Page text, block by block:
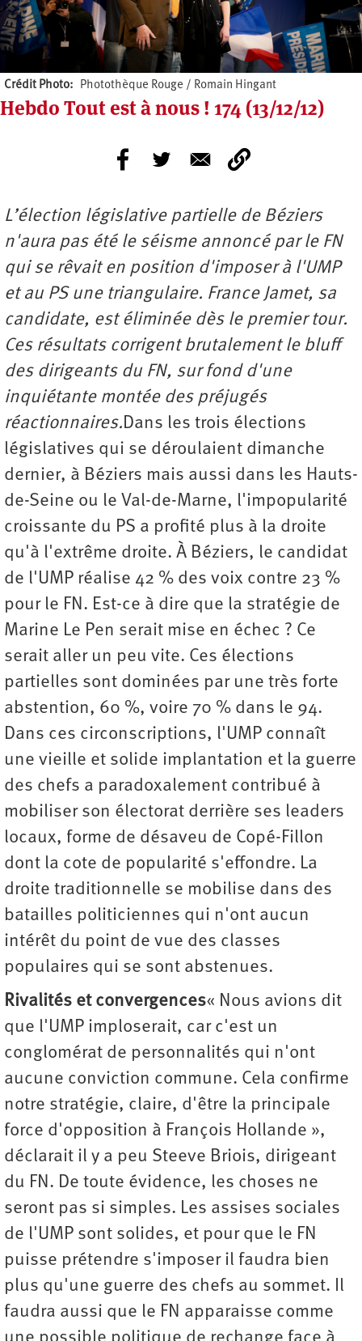
Crédit Photo Photothèque Rouge / Romain Hingant
Hebdo Tout est à nous ! 174 (13/12/12)
L’élection législative partielle de Béziers
n'aura pas été le séisme annoncé par le FN
qui se rêvait en position d'imposer à l'UMP
et au PS une triangulaire. France Jamet, sa
candidate, est éliminée dès le premier tour.
Ces résultats corrigent brutalement le bluff
des dirigeants du FN, sur fond d'une
inquiétante montée des préjugés
réactionnaires.Dans les trois élections
législatives qui se déroulaient dimanche
dernier, à Béziers mais aussi dans les Hauts-
de-Seine ou le Val-de-Marne, l'impopularité
croissante du PS a profité plus à la droite
qu'à l'extrême droite. À Béziers, le candidat
de l'UMP réalise 42 % des voix contre 23 %
pour le FN. Est-ce à dire que la stratégie de
Marine Le Pen serait mise en échec ? Ce
serait aller un peu vite. Ces élections
partielles sont dominées par une très forte
abstention, 60 %, voire 70 % dans le 94.
Dans ces circonscriptions, l'UMP connaît
une vieille et solide implantation et la guerre
des chefs a paradoxalement contribué à
mobiliser son électorat derrière ses leaders
locaux, forme de désaveu de Copé-Fillon
dont la cote de popularité s'effondre. La
droite traditionnelle se mobilise dans des
batailles politiciennes qui n'ont aucun
intérêt du point de vue des classes
populaires qui se sont abstenues.
Rivalités et convergences« Nous avions dit
que l'UMP imploserait, car c'est un
conglomérat de personnalités qui n'ont
aucune conviction commune. Cela confirme
notre stratégie, claire, d'être la principale
force d'opposition à François Hollande »,
déclarait il y a peu Steeve Briois, dirigeant
du FN. De toute évidence, les choses ne
seront pas si simples. Les assises sociales
de l'UMP sont solides, et pour que le FN
puisse prétendre s'imposer il faudra bien
plus qu'une guerre des chefs au sommet. Il
faudra aussi que le FN apparaisse comme